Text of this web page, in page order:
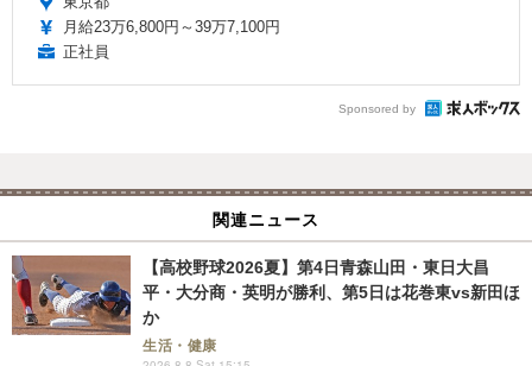
月給23万6,800円～39万7,100円
正社員
Sponsored by
関連ニュース
【高校野球2026夏】第4日青森山田・東日大昌
平・大分商・英明が勝利、第5日は花巻東vs新田ほ
か
生活・健康